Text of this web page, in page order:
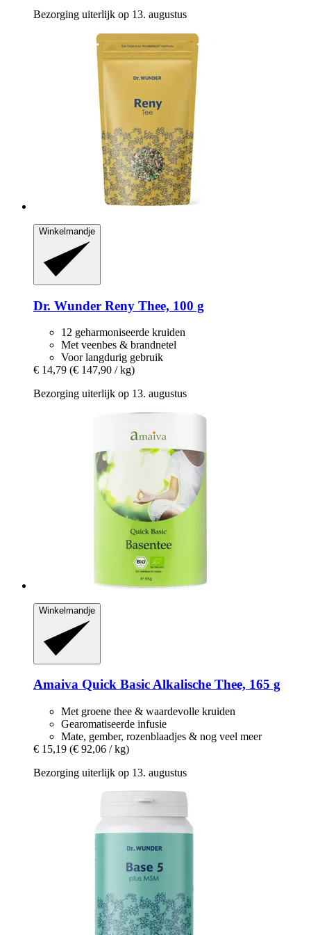
Bezorging uiterlijk op 13. augustus
Winkelmandje
Dr. Wunder Reny Thee, 100 g
12 geharmoniseerde kruiden
Met veenbes & brandnetel
Voor langdurig gebruik
€ 14,79 (€ 147,90 / kg)
Bezorging uiterlijk op 13. augustus
Winkelmandje
Amaiva Quick Basic Alkalische Thee, 165 g
Met groene thee & waardevolle kruiden
Gearomatiseerde infusie
Mate, gember, rozenblaadjes & nog veel meer
€ 15,19 (€ 92,06 / kg)
Bezorging uiterlijk op 13. augustus